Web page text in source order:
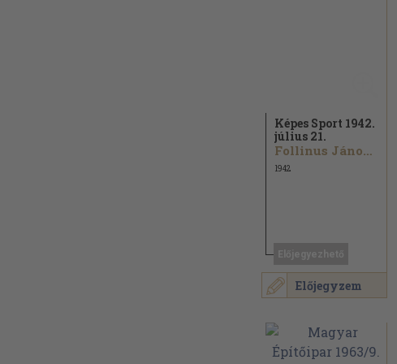
Előjegyzem
Képes Sport 1942.
július 21.
Follinus János...
1942